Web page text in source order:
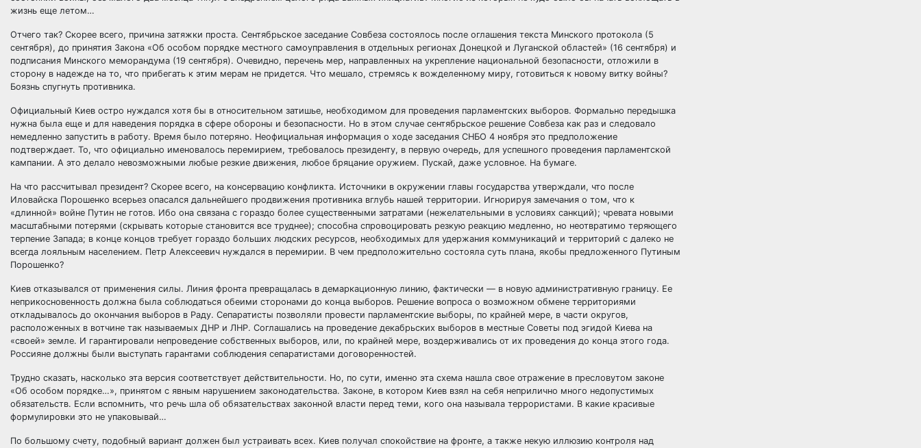
жизнь еще летом…
Отчего так? Скорее всего, причина затяжки проста. Сентябрьское заседание Совбеза состоялось после оглашения текста Минского протокола (5
сентября), до принятия Закона «Об особом порядке местного самоуправления в отдельных регионах Донецкой и Луганской областей» (16 сентября) и
подписания Минского меморандума (19 сентября). Очевидно, перечень мер, направленных на укрепление национальной безопасности, отложили в
сторону в надежде на то, что прибегать к этим мерам не придется. Что мешало, стремясь к вожделенному миру, готовиться к новому витку войны?
Боязнь спугнуть противника.
Официальный Киев остро нуждался хотя бы в относительном затишье, необходимом для проведения парламентских выборов. Формально передышка
нужна была еще и для наведения порядка в сфере обороны и безопасности. Но в этом случае сентябрьское решение Совбеза как раз и следовало
немедленно запустить в работу. Время было потеряно. Неофициальная информация о ходе заседания СНБО 4 ноября это предположение
подтверждает. То, что официально именовалось перемирием, требовалось президенту, в первую очередь, для успешного проведения парламентской
кампании. А это делало невозможными любые резкие движения, любое бряцание оружием. Пускай, даже условное. На бумаге.
На что рассчитывал президент? Скорее всего, на консервацию конфликта. Источники в окружении главы государства утверждали, что после
Иловайска Порошенко всерьез опасался дальнейшего продвижения противника вглубь нашей территории. Игнорируя замечания о том, что к
«длинной» войне Путин не готов. Ибо она связана с гораздо более существенными затратами (нежелательными в условиях санкций); чревата новыми
масштабными потерями (скрывать которые становится все труднее); способна спровоцировать резкую реакцию медленно, но неотвратимо теряющего
терпение Запада; в конце концов требует гораздо больших людских ресурсов, необходимых для удержания коммуникаций и территорий с далеко не
всегда лояльным населением. Петр Алексеевич нуждался в перемирии. В чем предположительно состояла суть плана, якобы предложенного Путиным
Порошенко?
Киев отказывался от применения силы. Линия фронта превращалась в демаркационную линию, фактически — в новую административную границу. Ее
неприкосновенность должна была соблюдаться обеими сторонами до конца выборов. Решение вопроса о возможном обмене территориями
откладывалось до окончания выборов в Раду. Сепаратисты позволяли провести парламентские выборы, по крайней мере, в части округов,
расположенных в вотчине так называемых ДНР и ЛНР. Соглашались на проведение декабрьских выборов в местные Советы под эгидой Киева на
«своей» земле. И гарантировали непроведение собственных выборов, или, по крайней мере, воздерживались от их проведения до конца этого года.
Россияне должны были выступать гарантами соблюдения сепаратистами договоренностей.
Трудно сказать, насколько эта версия соответствует действительности. Но, по сути, именно эта схема нашла свое отражение в пресловутом законе
«Об особом порядке…», принятом с явным нарушением законодательства. Законе, в котором Киев взял на себя неприлично много недопустимых
обязательств. Если вспомнить, что речь шла об обязательствах законной власти перед теми, кого она называла террористами. В какие красивые
формулировки это не упаковывай…
По большому счету, подобный вариант должен был устраивать всех. Киев получал спокойствие на фронте, а также некую иллюзию контроля над